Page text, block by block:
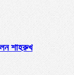
শাহরুখ